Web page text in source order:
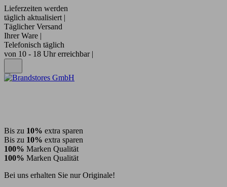
Lieferzeiten werden
täglich aktualisiert |
Täglicher Versand
Ihrer Ware |
Telefonisch täglich
von 10 - 18 Uhr erreichbar |
Bis zu 10% extra sparen
Bis zu 10% extra sparen
100% Marken Qualität
100% Marken Qualität
Bei uns erhalten Sie nur Originale!